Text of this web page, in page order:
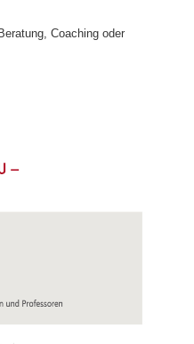
Coaching oder